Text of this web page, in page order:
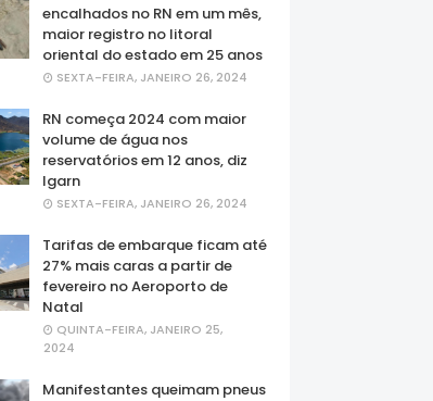
encalhados no RN em um mês,
maior registro no litoral
oriental do estado em 25 anos
SEXTA-FEIRA, JANEIRO 26, 2024
RN começa 2024 com maior
volume de água nos
reservatórios em 12 anos, diz
Igarn
SEXTA-FEIRA, JANEIRO 26, 2024
Tarifas de embarque ficam até
27% mais caras a partir de
fevereiro no Aeroporto de
Natal
QUINTA-FEIRA, JANEIRO 25,
2024
Manifestantes queimam pneus